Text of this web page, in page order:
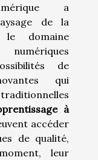
a
de la
domaine
de
qui
à
accéder
de qualité,
leur